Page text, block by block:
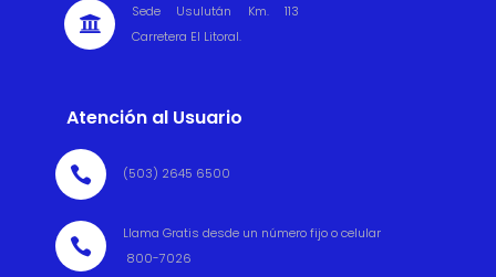

Sede Usulután Km. 113
Carretera El Litoral.
Atención al Usuario
 (503) 2645 6500

Llama Gratis desde un número fijo o celular
800-7026